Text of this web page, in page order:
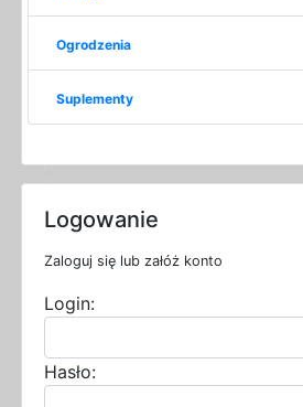
Ogrodzenia
Suplementy
Logowanie
Zaloguj się lub załóż konto
Login:
Hasło: